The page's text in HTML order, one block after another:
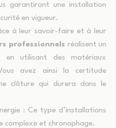
garantiront une installation
en vigueur.
à leur savoir-faire et à leur
professionnels réalisent un
en utilisant des matériaux
avez ainsi la certitude
clôture qui durera dans le
: Ce type d’installations
complexe et chronophage.